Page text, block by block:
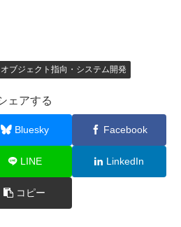
オブジェクト指向・システム開発
ェアする
Bluesky Facebook
LINE LinkedIn
コピー